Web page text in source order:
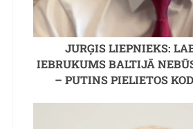
JURĢIS LIEPNIEKS:
IEBRUKUMS BALTIJĀ
– PUTINS PIELIETOS